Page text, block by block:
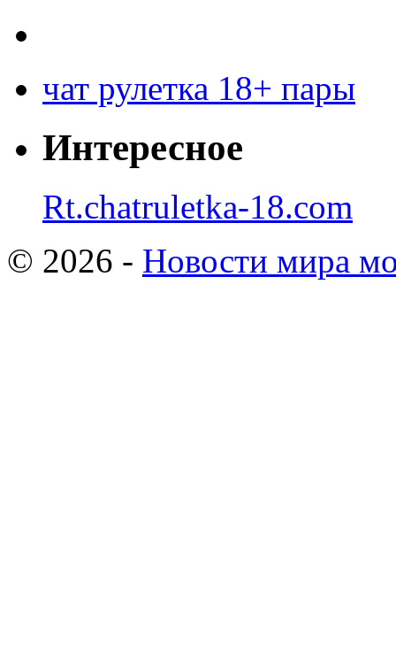
чат рулетка 18+ пары
Интересное
Rt.chatruletka-18.com
© 2026 - Новости мира